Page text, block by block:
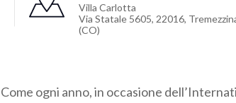
Villa Carlotta
Via Statale 5605, 22016,
(CO)
Come ogni anno, in occasione